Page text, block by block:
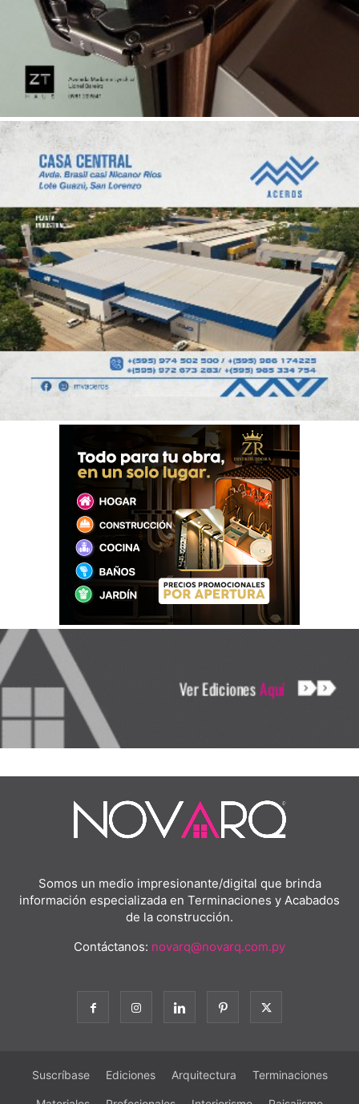
Somos un medio impresionante/digital que brinda
información especializada en Terminaciones y Acabados
de la construcción.
Contáctanos: novarq@novarq.com.py
Suscríbase Ediciones Arquitectura Terminaciones